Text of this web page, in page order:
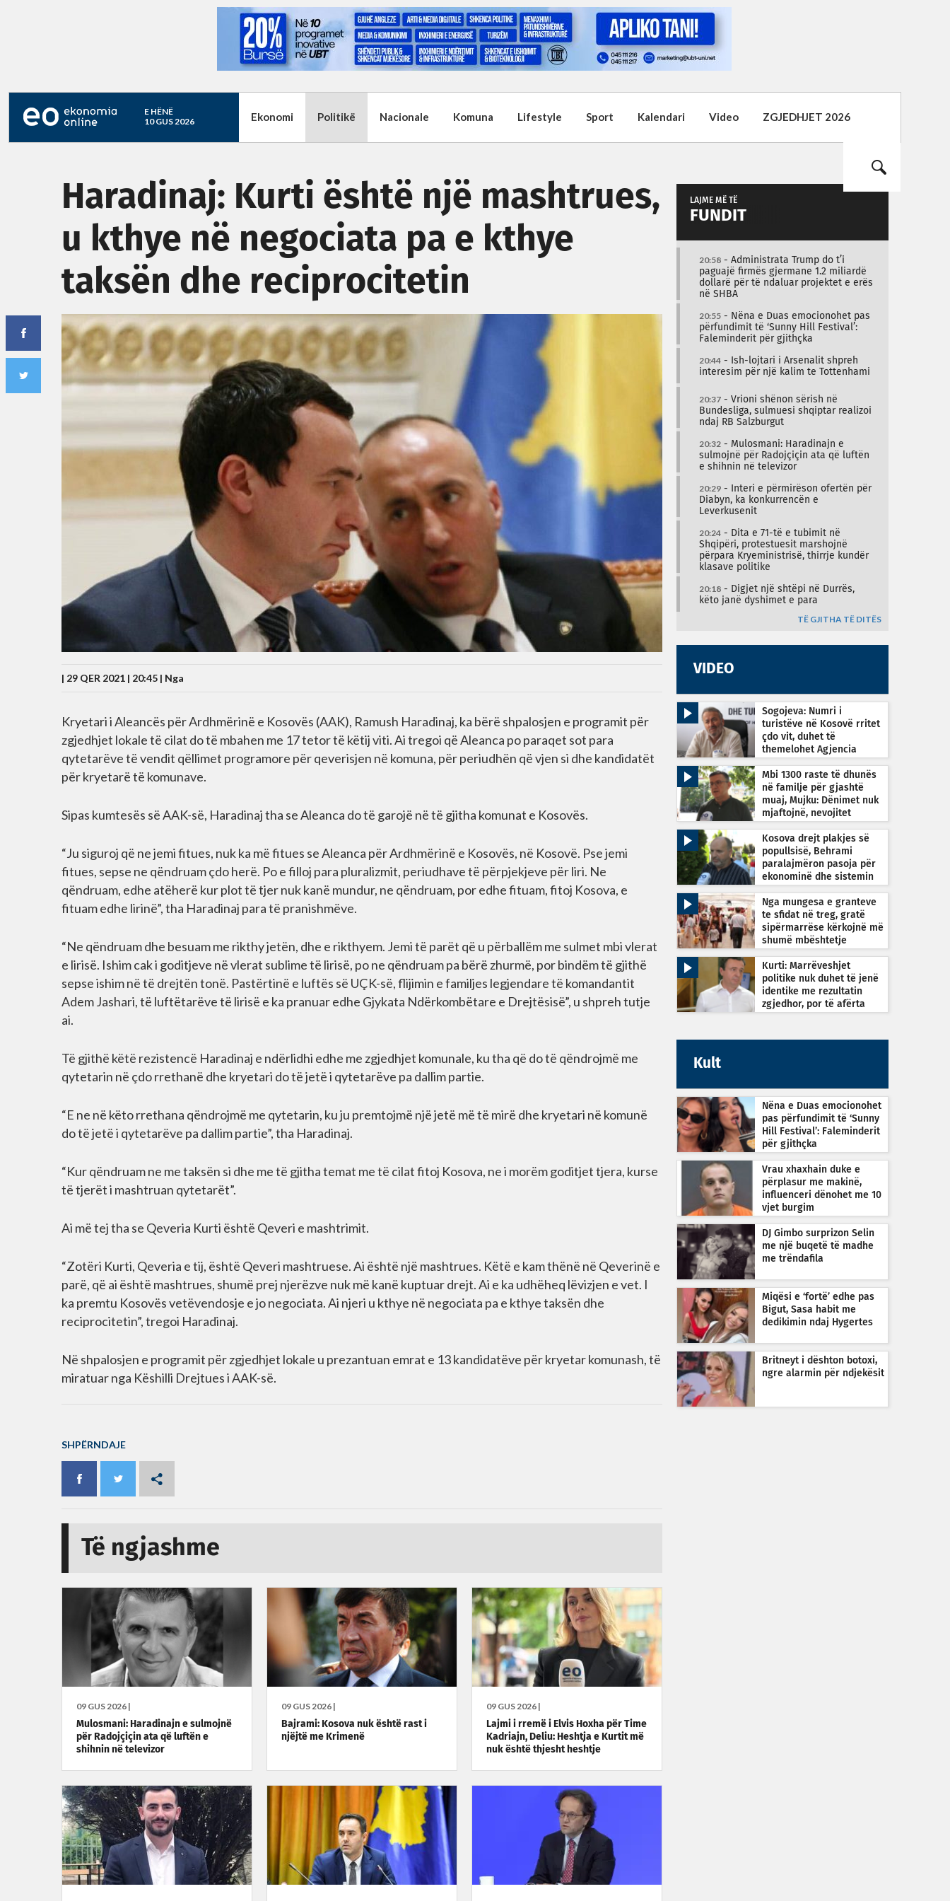
E HËNË
10 GUS 2026
Ekonomi Politikë Nacionale Komuna Lifestyle Sport Kalendari Video ZGJEDHJET 2026
Haradinaj: Kurti është një mashtrues,
u kthye në negociata pa e kthye
taksën dhe reciprocitetin
| 29 QER 2021 | 20:45 | Nga
Kryetari i Aleancës për Ardhmërinë e Kosovës (AAK), Ramush Haradinaj, ka bërë shpalosjen e programit për
zgjedhjet lokale të cilat do të mbahen me 17 tetor të këtij viti. Ai tregoi që Aleanca po paraqet sot para
qytetarëve të vendit qëllimet programore për qeverisjen në komuna, për periudhën që vjen si dhe kandidatët
për kryetarë të komunave.
Sipas kumtesës së AAK-së, Haradinaj tha se Aleanca do të garojë në të gjitha komunat e Kosovës.
“Ju siguroj që ne jemi fitues, nuk ka më fitues se Aleanca për Ardhmërinë e Kosovës, në Kosovë. Pse jemi
fitues, sepse ne qëndruam çdo herë. Po e filloj para pluralizmit, periudhave të përpjekjeve për liri. Ne
qëndruam, edhe atëherë kur plot të tjer nuk kanë mundur, ne qëndruam, por edhe fituam, fitoj Kosova, e
fituam edhe lirinë”, tha Haradinaj para të pranishmëve.
“Ne qëndruam dhe besuam me rikthy jetën, dhe e rikthyem. Jemi të parët që u përballëm me sulmet mbi vlerat
e lirisë. Ishim cak i goditjeve në vlerat sublime të lirisë, po ne qëndruam pa bërë zhurmë, por bindëm të gjithë
sepse ishim në të drejtën tonë. Pastërtinë e luftës së UÇK-së, flijimin e familjes legjendare të komandantit
Adem Jashari, të luftëtarëve të lirisë e ka pranuar edhe Gjykata Ndërkombëtare e Drejtësisë”, u shpreh tutje
ai.
Të gjithë këtë rezistencë Haradinaj e ndërlidhi edhe me zgjedhjet komunale, ku tha që do të qëndrojmë me
qytetarin në çdo rrethanë dhe kryetari do të jetë i qytetarëve pa dallim partie.
“E ne në këto rrethana qëndrojmë me qytetarin, ku ju premtojmë një jetë më të mirë dhe kryetari në komunë
do të jetë i qytetarëve pa dallim partie”, tha Haradinaj.
“Kur qëndruam ne me taksën si dhe me të gjitha temat me të cilat fitoj Kosova, ne i morëm goditjet tjera, kurse
të tjerët i mashtruan qytetarët”.
Ai më tej tha se Qeveria Kurti është Qeveri e mashtrimit.
“Zotëri Kurti, Qeveria e tij, është Qeveri mashtruese. Ai është një mashtrues. Këtë e kam thënë në Qeverinë e
parë, që ai është mashtrues, shumë prej njerëzve nuk më kanë kuptuar drejt. Ai e ka udhëheq lëvizjen e vet. I
ka premtu Kosovës vetëvendosje e jo negociata. Ai njeri u kthye në negociata pa e kthye taksën dhe
reciprocitetin”, tregoi Haradinaj.
Në shpalosjen e programit për zgjedhjet lokale u prezantuan emrat e 13 kandidatëve për kryetar komunash, të
miratuar nga Këshilli Drejtues i AAK-së.
SHPËRNDAJE
Të ngjashme
09 GUS 2026 |
Mulosmani: Haradinajn e sulmojnë
për Radojçiçin ata që luftën e
shihnin në televizor
09 GUS 2026 |
Bajrami: Kosova nuk është rast i
njëjtë me Krimenë
09 GUS 2026 |
Lajmi i rremë i Elvis Hoxha për Time
Kadriajn, Deliu: Heshtja e Kurtit më
nuk është thjesht heshtje
LAJME MË TË
FUNDIT
20:58 - Administrata Trump do t’i
paguajë firmës gjermane 1.2 miliardë
dollarë për të ndaluar projektet e erës
në SHBA
20:55 - Nëna e Duas emocionohet pas
përfundimit të ‘Sunny Hill Festival’:
Faleminderit për gjithçka
20:44 - Ish-lojtari i Arsenalit shpreh
interesim për një kalim te Tottenhami
20:37 - Vrioni shënon sërish në
Bundesliga, sulmuesi shqiptar realizoi
ndaj RB Salzburgut
20:32 - Mulosmani: Haradinajn e
sulmojnë për Radojçiçin ata që luftën
e shihnin në televizor
20:29 - Interi e përmirëson ofertën për
Diabyn, ka konkurrencën e
Leverkusenit
20:24 - Dita e 71-të e tubimit në
Shqipëri, protestuesit marshojnë
përpara Kryeministrisë, thirrje kundër
klasave politike
20:18 - Digjet një shtëpi në Durrës,
këto janë dyshimet e para
TË GJITHA TË DITËS
VIDEO
Sogojeva: Numri i
turistëve në Kosovë rritet
çdo vit, duhet të
themelohet Agjencia
Mbi 1300 raste të dhunës
në familje për gjashtë
muaj, Mujku: Dënimet nuk
mjaftojnë, nevojitet
Kosova drejt plakjes së
popullsisë, Behrami
paralajmëron pasoja për
ekonominë dhe sistemin
Nga mungesa e granteve
te sfidat në treg, gratë
sipërmarrëse kërkojnë më
shumë mbështetje
Kurti: Marrëveshjet
politike nuk duhet të jenë
identike me rezultatin
zgjedhor, por të afërta
Kult
Nëna e Duas emocionohet
pas përfundimit të ‘Sunny
Hill Festival’: Faleminderit
për gjithçka
Vrau xhaxhain duke e
përplasur me makinë,
influenceri dënohet me 10
vjet burgim
DJ Gimbo surprizon Selin
me një buqetë të madhe
me trëndafila
Miqësi e ‘fortë’ edhe pas
Bigut, Sasa habit me
dedikimin ndaj Hygertes
Britneyt i dështon botoxi,
ngre alarmin për ndjekësit